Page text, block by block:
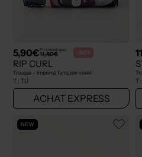
5,90€Prix boutique :
11,80€ -50%
RIP CURL
Trousse - Imprimé fantaisie violet
T : TU
ACHAT EXPRESS
T :
NEW